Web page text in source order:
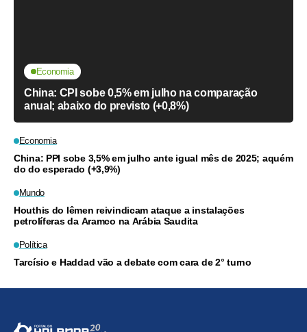
Economia
China: CPI sobe 0,5% em julho na comparação
anual; abaixo do previsto (+0,8%)
Economia
China: PPI sobe 3,5% em julho ante igual mês de 2025; aquém
do do esperado (+3,9%)
Mundo
Houthis do Iêmen reivindicam ataque a instalações
petrolíferas da Aramco na Arábia Saudita
Política
Tarcísio e Haddad vão a debate com cara de 2° turno